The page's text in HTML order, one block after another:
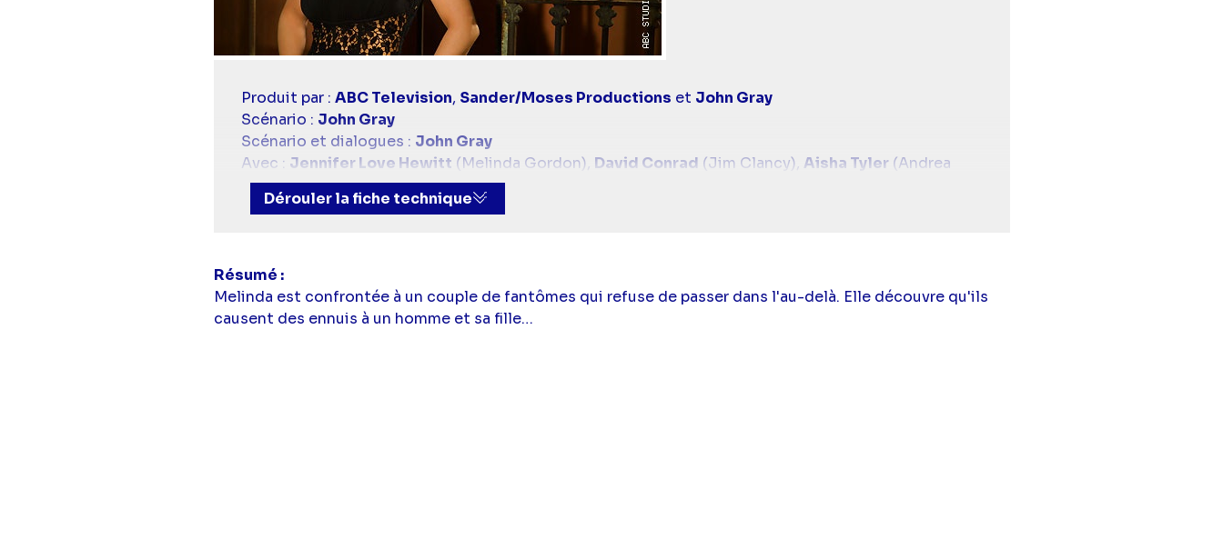
Casting
simba
Produit par : ABC Television, Sander/Moses Productions et John Gray
Scénario : John Gray
Scénario et dialogues : John Gray
Avec : Jennifer Love Hewitt (Melinda Gordon), David Conrad (Jim Clancy), Aisha Tyler(Andrea
Moreno),Camrym Manheim(Delia Banks)
Dérouler la fiche technique
Résumé
Melinda est confrontée à un couple de fantômes qui refuse de passer dans l'au-delà. Elle découvre qu'ils
causent des ennuis à un homme et sa fille…